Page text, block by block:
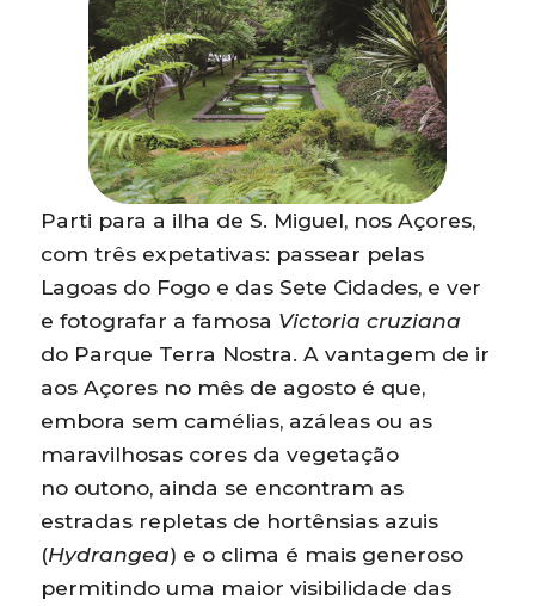
Parti para a ilha de S. Miguel, nos Açores,
com três expetativas: passear pelas
Lagoas do Fogo e das Sete Cidades, e ver
e fotografar a famosa Victoria cruziana
do Parque Terra Nostra. A vantagem de ir
aos Açores no mês de agosto é que,
embora sem camélias, azáleas ou as
maravilhosas cores da vegetação
no outono, ainda se encontram as
estradas repletas de hortênsias azuis
(Hydrangea) e o clima é mais generoso
permitindo uma maior visibilidade das